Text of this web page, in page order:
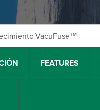
VacuFuse™
FEATURES